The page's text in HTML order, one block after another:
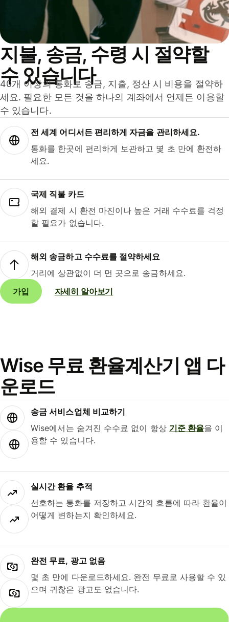
지불, 송금, 수령 시 절약할
수 있습니다
40개 이상의 통화로 송금, 지출, 정산 시 비용을 절약하
세요. 필요한 모든 것을 하나의 계좌에서 언제든 이용할
수 있습니다.
전 세계 어디서든 편리하게 자금을 관리하세요.
통화를 한곳에 편리하게 보관하고 몇 초 만에 환전하
세요.
국제 직불 카드
해외 결제 시 환전 마진이나 높은 거래 수수료를 걱정
할 필요가 없습니다.
해외 송금하고 수수료를 절약하세요
거리에 상관없이 더 먼 곳으로 송금하세요.
가입
자세히 알아보기
Wise 무료 환율계산기 앱 다
운로드
송금 서비스업체 비교하기
Wise에서는 숨겨진 수수료 없이 항상 기준 환율을 이
용할 수 있습니다.
실시간 환율 추적
선호하는 통화를 저장하고 시간의 흐름에 따라 환율이
어떻게 변하는지 확인하세요.
완전 무료, 광고 없음
몇 초 만에 다운로드하세요. 완전 무료로 사용할 수 있
으며 귀찮은 광고도 없습니다.